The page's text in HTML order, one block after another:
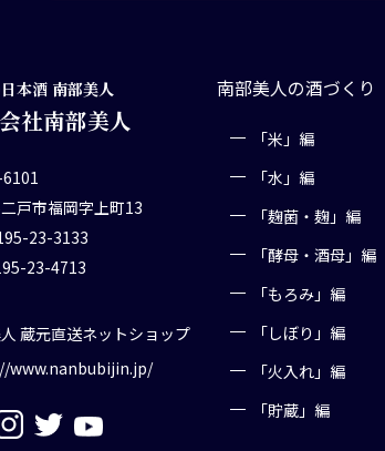
本酒 南部美人
社南部美人
戸市福岡字上町13
23-3133
23-4713
蔵元直送ネットショップ
www.nanbubijin.jp/
南部美人の酒づくり
「米」編
「水」編
「麹菌・麹」編
「酵母・酒母」編
「もろみ」編
「しぼり」編
「火入れ」編
「貯蔵」編